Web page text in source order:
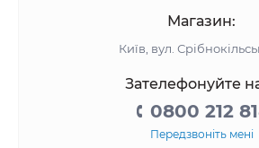
Магазин:
Київ, вул.
Зателефонуйте
0800 212
Передзвоніть мені